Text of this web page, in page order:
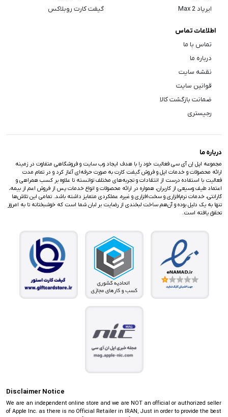
ایرپاد Max 2
گیفت کارت روبلاکس
اطلاعات تماس
تماس با ما
درباره ما
نقشه سایت
قوانین سایت
ضمانت بازگشت کالا
رجیستری
درباره ما
مجموعه اپل اِن آی سی فعالیت خود را با هدف ایجاد وب سایت و فروشگاهی متفاوت در زمینه
ارائه محصولات و خدمات اپل و فروش گیفت کارت به صورت حرفه‌ای آغاز کرد و در تمام مدت
فعالیت با استفاده درست از انتقادات و تجربه‌های مختلف توانسته تا علاوه بر کسب همراهی و
اعتماد طیف وسیعی از کاربران، همواره در ارائه محصولات و انواع خدمات پس از فروش اعم از بیمه،
گارانتی، خدمات نرم‌افزاری و سخت‌افزاری و غیره، عملکردی متمایز داشته باشد. تمامی این تلاش‌ها
تنها به یک دلیل بوده و آن‌هم ساخت لبخندی از رضایت بر لبان شما است که خوشبختانه تا به امروز
تحقق یافته است.
Disclaimer Notice
We are an independent online store and we are NOT an official or authorized seller
of Apple Inc. as there is no Official Retailer in IRAN, Just in order to provide the best